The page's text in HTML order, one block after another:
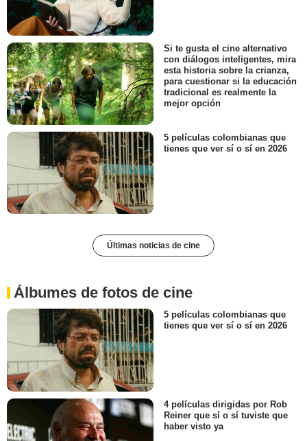
Si te gusta el cine alternativo
con diálogos inteligentes, mira
esta historia sobre la crianza,
para cuestionar si la educación
tradicional es realmente la
mejor opción
5 películas colombianas que
tienes que ver sí o sí en 2026
Últimas noticias de cine
Álbumes de fotos de cine
5 películas colombianas que
tienes que ver sí o sí en 2026
4 películas dirigidas por Rob
Reiner que sí o sí tuviste que
haber visto ya